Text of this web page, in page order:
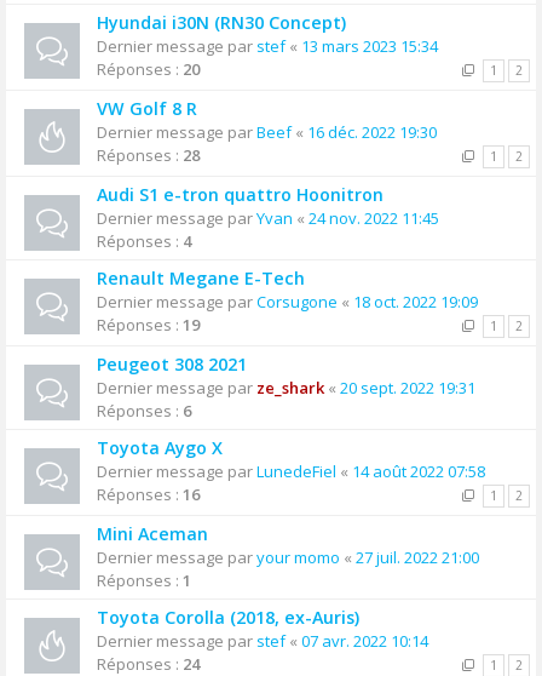
Hyundai i30N (RN30 Concept)
Dernier message par stef« 13 mars 2023 15:34
Réponses : 20 1 2
VW Golf 8 R
Dernier message parBeef« 16 déc. 2022 19:30
Réponses : 28 1 2
Audi S1 e-tron quattro Hoonitron
Dernier message parYvan « 24 nov. 2022 11:45
Réponses : 4
Renault Megane E-Tech
Dernier message parCorsugone « 18 oct. 2022 19:09
Réponses : 19 1 2
Peugeot 308 2021
Dernier message par ze_shark« 20 sept. 2022 19:31
Réponses : 6
Toyota Aygo X
Dernier message parLunedeFiel « 14 août 2022 07:58
Réponses : 16 1 2
Mini Aceman
Dernier message paryour momo « 27 juil. 2022 21:00
Réponses : 1
Toyota Corolla (2018, ex-Auris)
Dernier message par stef« 07 avr. 2022 10:14
Réponses : 24 1 2